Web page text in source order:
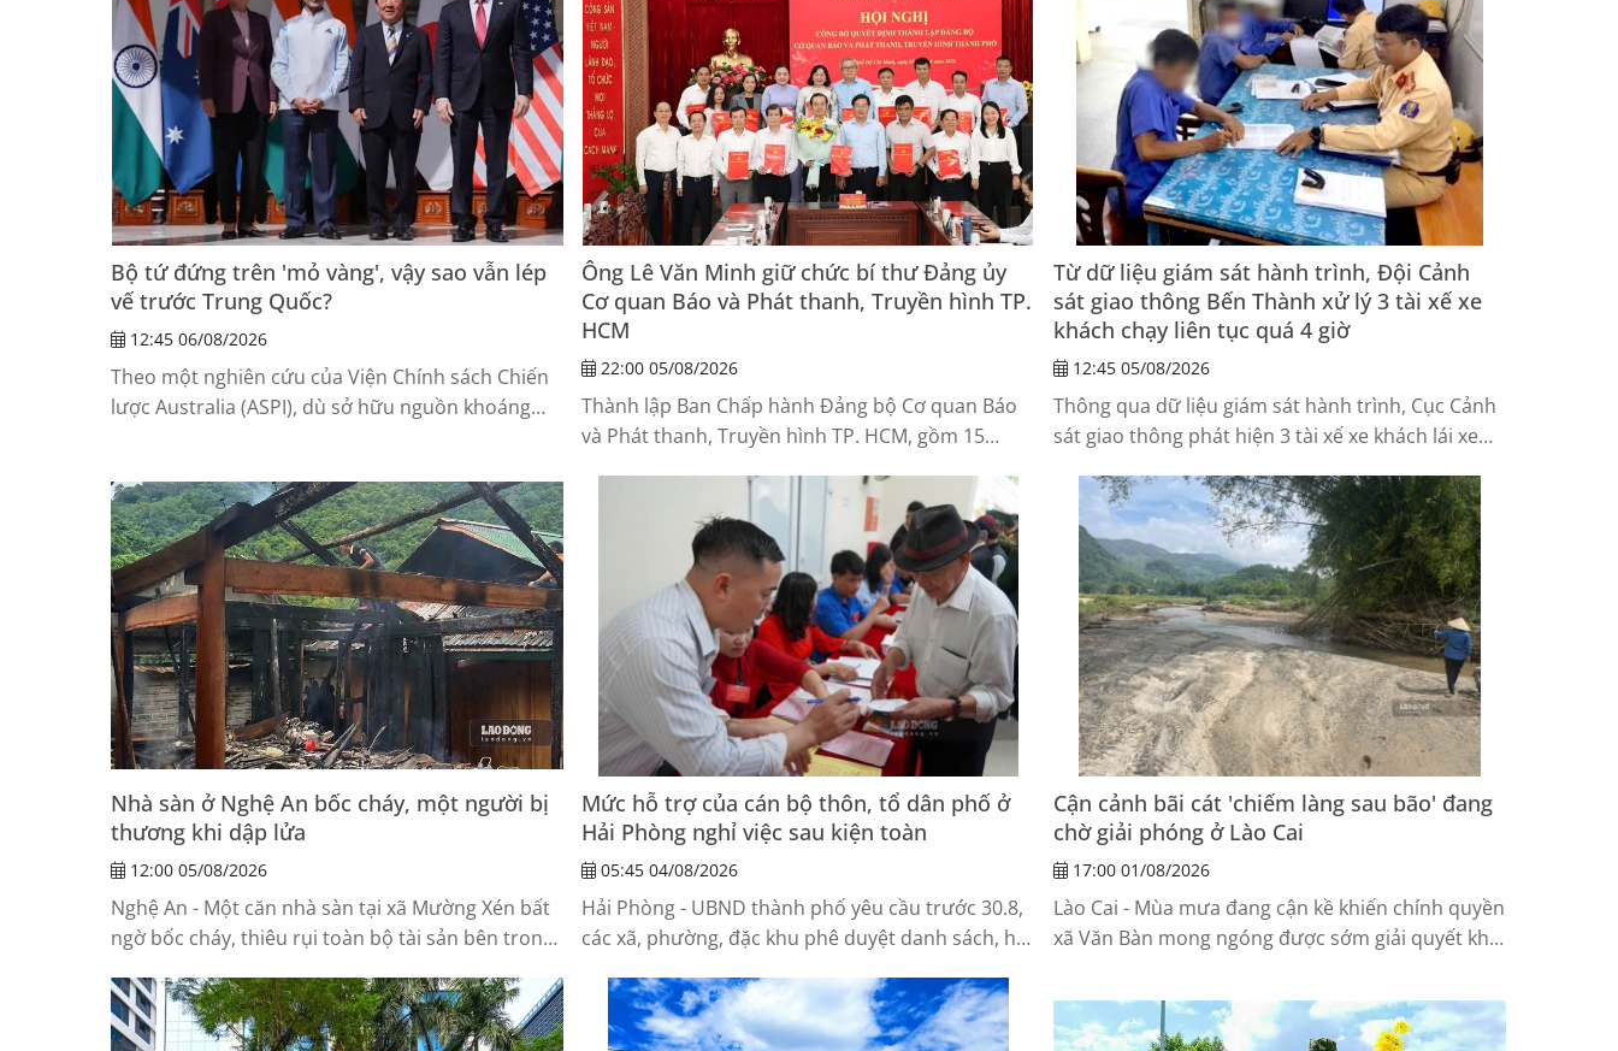
Bộ tứ đứng trên 'mỏ vàng', vậy sao vẫn lép
vế trước Trung Quốc?
12:45 06/08/2026
Theo một nghiên cứu của Viện Chính sách Chiến
lược Australia (ASPI), dù sở hữu nguồn khoáng
Trung Quốc nếu không chuyển từ tư duy khai
thác sang xây dựng một hệ thống công nghiệp và
thể chế thống nhất.
Ông Lê Văn Minh giữ chức bí thư Đảng ủy
Cơ quan Báo và Phát thanh, Truyền hình TP.
HCM
22:00 05/08/2026
Thành lập Ban Chấp hành Đảng bộ Cơ quan Báo
và Phát thanh, Truyền hình TP. HCM, gồm 15
Tổng Giám đốc Cơ quan Báo và Phát thanh,
Truyền hình TP. HCM được chỉ định giữ chức Bí
thư Đảng ủy Cơ quan Báo và Phát thanh, Truyền
hình TP. HCM.
Từ dữ liệu giám sát hành trình, Đội Cảnh
sát giao thông Bến Thành xử lý 3 tài xế xe
khách chạy liên tục quá 4 giờ
12:45 05/08/2026
Thông qua dữ liệu giám sát hành trình, Cục Cảnh
sát giao thông phát hiện 3 tài xế xe khách lái xe
thông Bến Thành thuộc Phòng PC08 TP.HCM kiểm
tra, xử lý.
Nhà sàn ở Nghệ An bốc cháy, một người bị
thương khi dập lửa
12:00 05/08/2026
Nghệ An - Một căn nhà sàn tại xã Mường Xén bất
ngờ bốc cháy, thiêu rụi toàn bộ tài sản bên trong,
Mức hỗ trợ của cán bộ thôn, tổ dân phố ở
Hải Phòng nghỉ việc sau kiện toàn
05:45 04/08/2026
Hải Phòng - UBND thành phố yêu cầu trước 30.8,
các xã, phường, đặc khu phê duyệt danh sách, hỗ
Cận cảnh bãi cát 'chiếm làng sau bão' đang
chờ giải phóng ở Lào Cai
17:00 01/08/2026
Lào Cai - Mùa mưa đang cận kề khiến chính quyền
xã Văn Bàn mong ngóng được sớm giải quyết khối